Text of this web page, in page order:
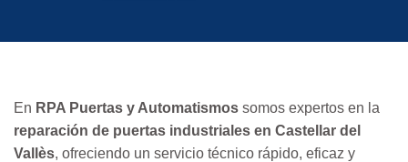
En RPA Puertas y Automatismos somos expertos en la
reparación de puertas industriales en Castellar del
Vallès, ofreciendo un servicio técnico rápido, eficaz y